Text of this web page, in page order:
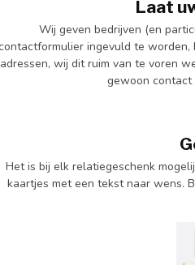
Laat
Wij geven bedrijven (en
ingevuld te
adressen, wij dit ruim van te voren
gewoon contact
Het is bij elk relatiegeschenk
kaartjes met een tekst naar wens.